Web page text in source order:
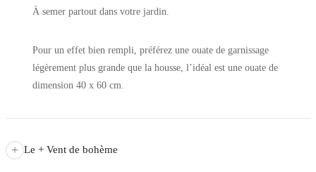
À semer partout dans votre jardin.
Pour un effet bien rempli, préférez une ouate de garnissage
légèrement plus grande que la housse, l’idéal est une ouate de
dimension 40 x 60 cm.
+ Le + Vent de bohème